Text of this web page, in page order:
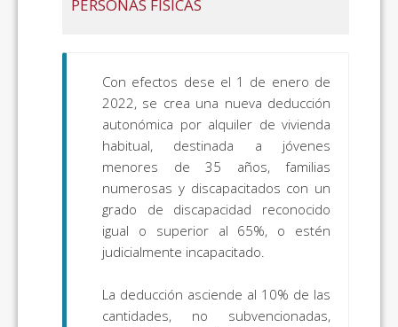
PERSONAS FÍSICAS
Con efectos dese el 1 de enero de
2022, se crea una nueva deducción
autonómica por alquiler de vivienda
habitual, destinada a jóvenes
menores de 35 años, familias
numerosas y discapacitados con un
grado de discapacidad reconocido
igual o superior al 65%, o estén
judicialmente incapacitado.
La deducción asciende al 10% de las
cantidades, no subvencionadas,